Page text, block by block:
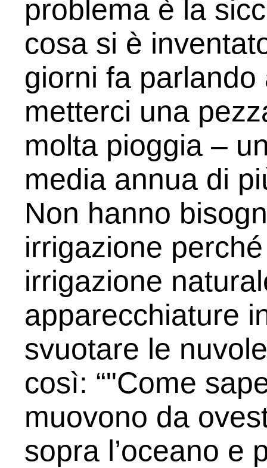
problema è la
cosa si è
giorni fa
metterci una
molta pioggia –
media annua di
Non hanno
irrigazione
irrigazione
apparecchiature
svuotare le
così: “"Come
muovono da
sopra l’oceano e